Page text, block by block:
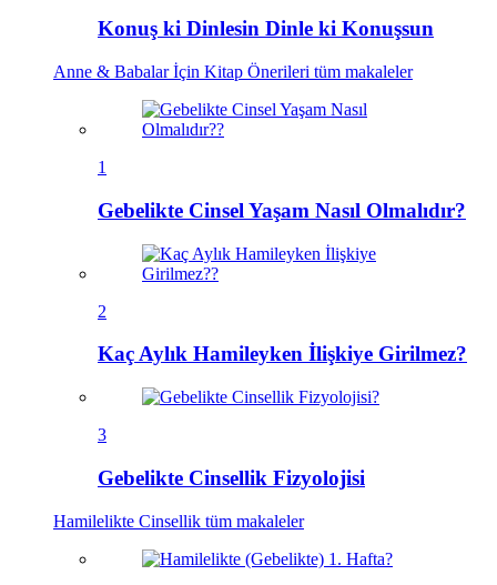
Konuş ki Dinlesin Dinle ki Konuşsun
Anne & Babalar İçin Kitap Önerileri tüm makaleler
1
Gebelikte Cinsel Yaşam Nasıl Olmalıdır?
2
Kaç Aylık Hamileyken İlişkiye Girilmez?
3
Gebelikte Cinsellik Fizyolojisi
Hamilelikte Cinsellik tüm makaleler